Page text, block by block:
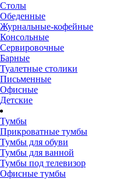
Столы
Обеденные
Журнальные-кофейные
Консольные
Сервировочные
Барные
Туалетные столики
Письменные
Офисные
Детские
Тумбы
Прикроватные тумбы
Тумбы для обуви
Тумбы для ванной
Тумбы под телевизор
Офисные тумбы